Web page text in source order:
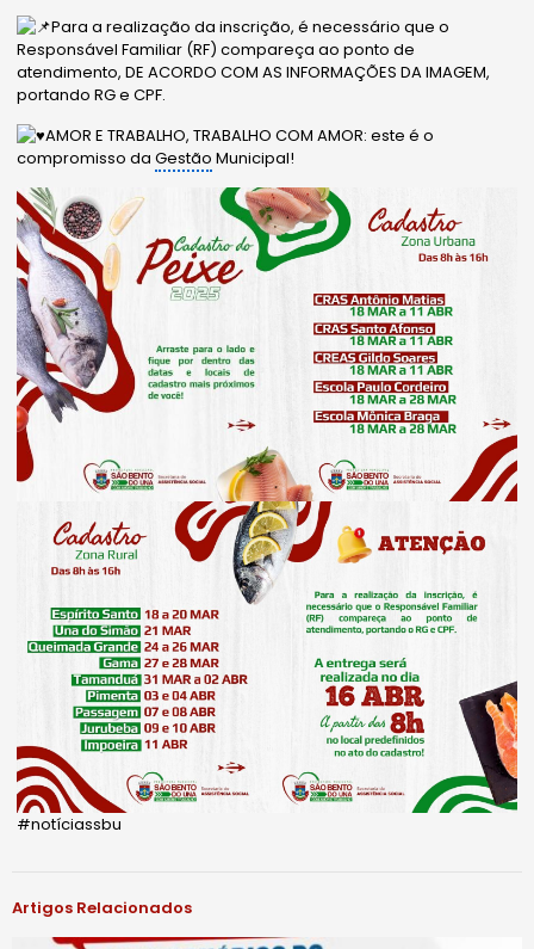
Para a realização da inscrição, é necessário que o
Responsável Familiar (RF) compareça ao ponto de
atendimento, DE ACORDO COM AS INFORMAÇÕES DA IMAGEM,
portando RG e CPF.
AMOR E TRABALHO, TRABALHO COM AMOR: este é o
compromisso daGestão Municipal!
#notíciassbu
Artigos Relacionados